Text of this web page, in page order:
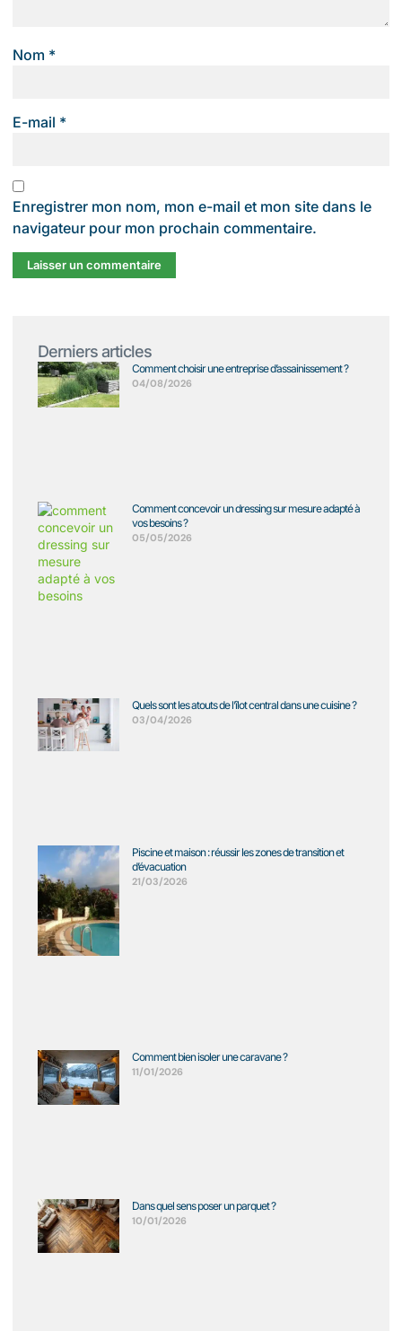
Nom *
E-mail *
Enregistrer mon nom, mon e-mail et mon site dans le
navigateur pour mon prochain commentaire.
Derniers articles
Comment choisir une entreprise d’assainissement ?
04/08/2026
Comment concevoir un dressing sur mesure adapté à
vos besoins ?
05/05/2026
Quels sont les atouts de l’îlot central dans une cuisine ?
03/04/2026
Piscine et maison : réussir les zones de transition et
d’évacuation
21/03/2026
Comment bien isoler une caravane ?
11/01/2026
Dans quel sens poser un parquet ?
10/01/2026